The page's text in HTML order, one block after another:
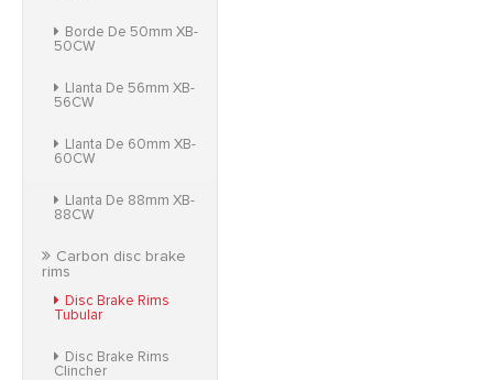
Borde De 50mm XB-
50CW
Llanta De 56mm XB-
56CW
Llanta De 60mm XB-
60CW
Llanta De 88mm XB-
88CW
Carbon disc brake
rims
Disc Brake Rims
Tubular
Disc Brake Rims
Clincher